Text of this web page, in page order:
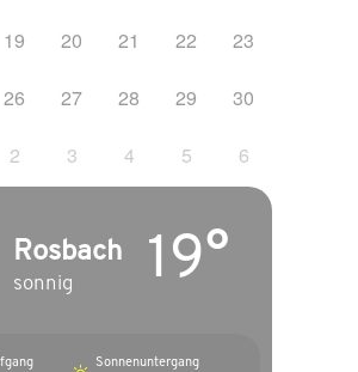
19 20 21 22 23
26 27 28 29 30
2 3 4 5 6
Rosbach
sonnig 19°
Sonnenuntergang